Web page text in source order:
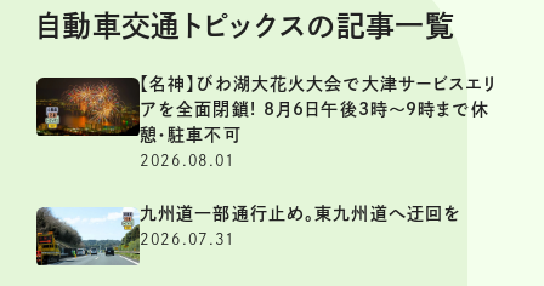
自動車交通トピックスの記事一覧
【名神】びわ湖大花火大会で大津サービスエリ
アを全面閉鎖! 8月6日午後3時～9時まで休
憩・駐車不可
2026.08.01
九州道一部通行止め。東九州道へ迂回を
2026.07.31